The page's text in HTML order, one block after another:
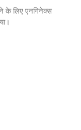
के लिए एनगिनेक्स